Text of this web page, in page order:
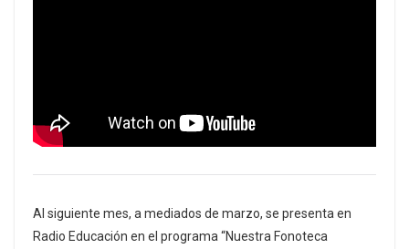
Al siguiente mes, a mediados de marzo, se presenta en
Radio Educación en el programa “Nuestra Fonoteca